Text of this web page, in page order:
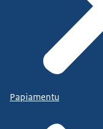
Papiamentu